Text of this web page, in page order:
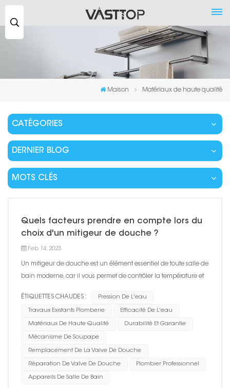
Maison Matériaux de haute qualité
CATÉGORIES
DERNIER BLOG
MOTS CLÉS
Quels facteurs prendre en compte lors du
choix d'un mitigeur de douche ?
Feb 14, 2023
Un mitigeur de douche est un élément essentiel de toute salle de
bain moderne, car il vous permet de contrôler la température et
compte pour vous assurer d'obtenir le meilleur produ...
ÉTIQUETTES CHAUDES : Pression De L'eau
Travaux Existants Plomberie Efficacité De L'eau
Matériaux De Haute Qualité Durabilité Et Garantie
Mécanisme De Soupape
Remplacement De La Valve De Douche
Réparation De Valve De Douche Plombier Professionnel
Appareils De Salle De Bain